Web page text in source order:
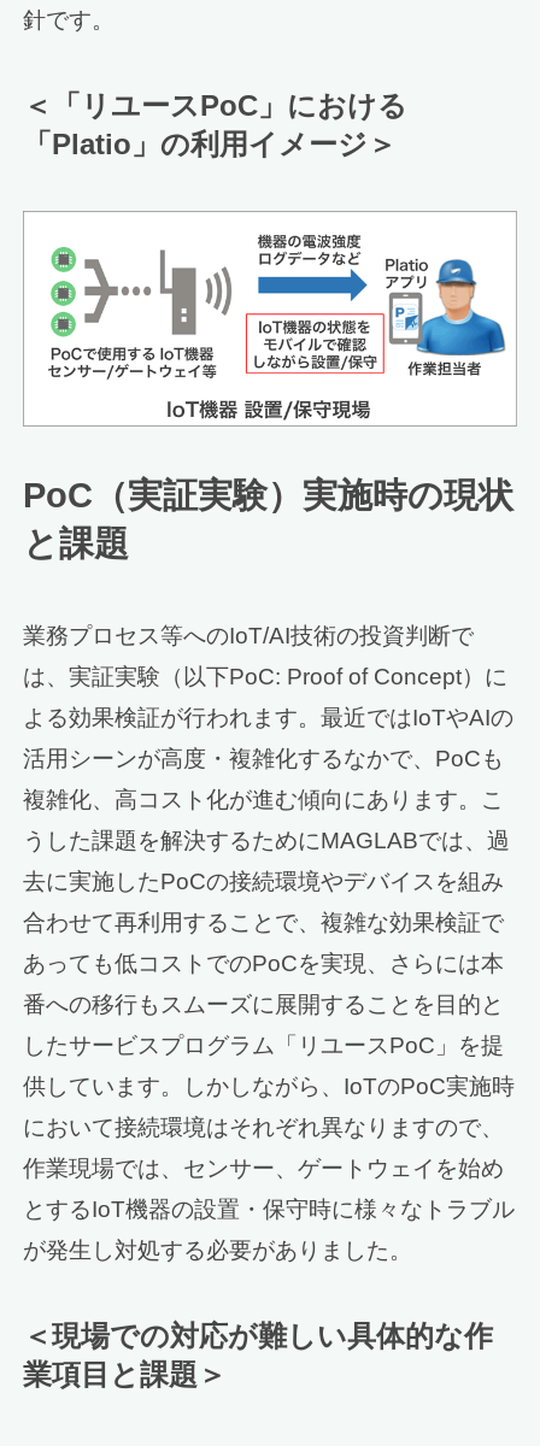
針です。
＜「リユースPoC」における
「Platio」の利用イメージ＞
PoC（実証実験）実施時の現状
と課題
業務プロセス等へのIoT/AI技術の投資判断で
は、実証実験（以下PoC: Proof of Concept）に
よる効果検証が行われます。最近ではIoTやAIの
活用シーンが高度・複雑化するなかで、PoCも
複雑化、高コスト化が進む傾向にあります。こ
うした課題を解決するためにMAGLABでは、過
去に実施したPoCの接続環境やデバイスを組み
合わせて再利用することで、複雑な効果検証で
あっても低コストでのPoCを実現、さらには本
番への移行もスムーズに展開することを目的と
したサービスプログラム「リユースPoC」を提
供しています。しかしながら、IoTのPoC実施時
において接続環境はそれぞれ異なりますので、
作業現場では、センサー、ゲートウェイを始め
とするIoT機器の設置・保守時に様々なトラブル
が発生し対処する必要がありました。
＜現場での対応が難しい具体的な作
業項目と課題＞